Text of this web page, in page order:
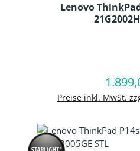
Lenovo
Preise inkl. MwSt.
In den